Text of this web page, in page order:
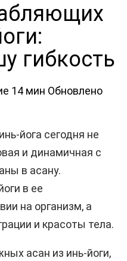
гибкость
14 мин Обновлено
йога сегодня не
и динамичная с
в асану.
в ее
на организм, а
и красоты тела.
асан из инь-йоги,